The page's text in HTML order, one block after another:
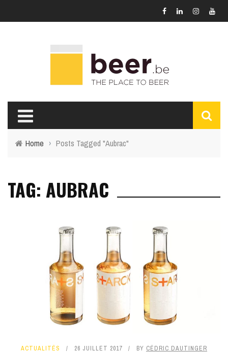
Home › Posts Tagged "Aubrac"
TAG: AUBRAC
ACTUALITÉS 26 JUILLET 2017 BY CÉDRIC DAUTINGER